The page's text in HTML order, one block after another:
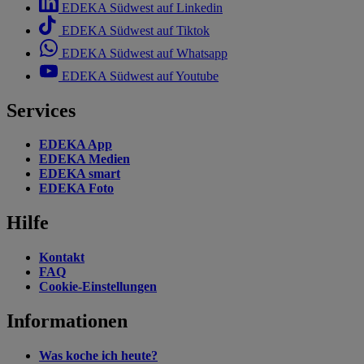
EDEKA Südwest auf Linkedin
EDEKA Südwest auf Tiktok
EDEKA Südwest auf Whatsapp
EDEKA Südwest auf Youtube
Services
EDEKA App
EDEKA Medien
EDEKA smart
EDEKA Foto
Hilfe
Kontakt
FAQ
Cookie-Einstellungen
Informationen
Was koche ich heute?